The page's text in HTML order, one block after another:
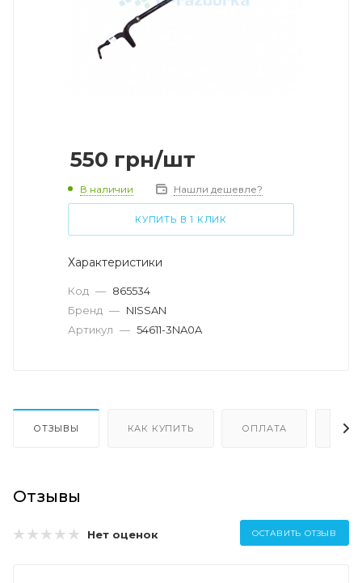
550 грн/шт
В наличии Нашли дешевле?
КУПИТЬ В 1 КЛИК
Характеристики
Код — 865534
Бренд — NISSAN
Артикул — 54611-3NA0A
ОТЗЫВЫ КАК КУПИТЬ ОПЛАТА
Отзывы
Нет оценок ОСТАВИТЬ ОТЗЫВ